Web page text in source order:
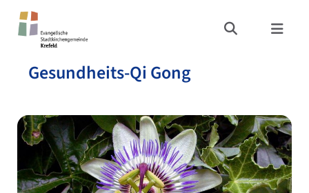
Gesundheits-Qi Gong